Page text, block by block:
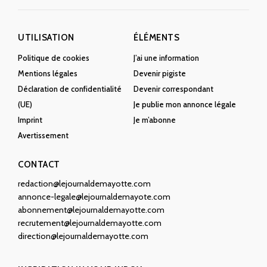
UTILISATION
Politique de cookies
Mentions légales
Déclaration de confidentialité
(UE)
Imprint
Avertissement
ÉLÉMENTS
J’ai une information
Devenir pigiste
Devenir correspondant
Je publie mon annonce légale
Je m’abonne
CONTACT
redaction@lejournaldemayotte.com
annonce-legale@lejournaldemayote.com
abonnement@lejournaldemayotte.com
recrutement@lejournaldemayotte.com
direction@lejournaldemayotte.com